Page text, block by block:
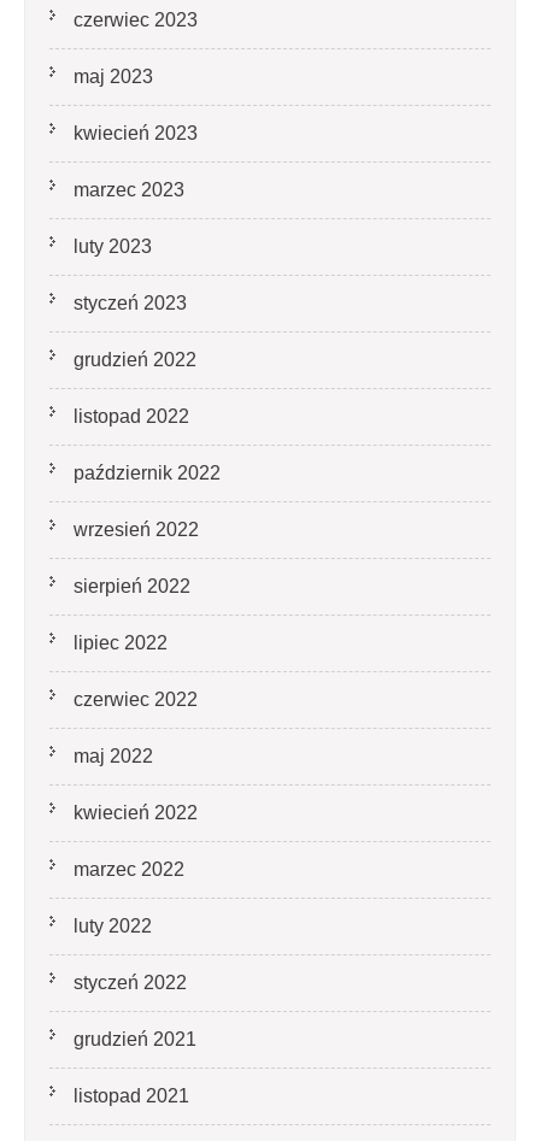
czerwiec 2023
maj 2023
kwiecień 2023
marzec 2023
luty 2023
styczeń 2023
grudzień 2022
listopad 2022
październik 2022
wrzesień 2022
sierpień 2022
lipiec 2022
czerwiec 2022
maj 2022
kwiecień 2022
marzec 2022
luty 2022
styczeń 2022
grudzień 2021
listopad 2021